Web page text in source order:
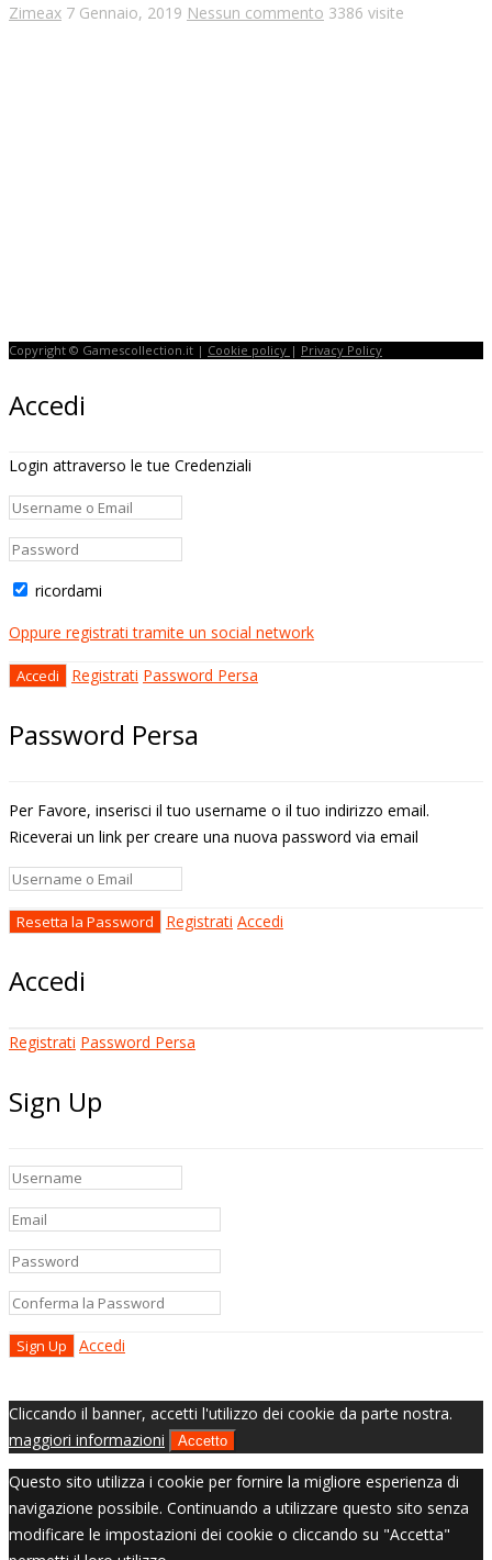
Zimeax 7 Gennaio, 2019 Nessun commento 3386 visite
Copyright © Gamescollection.it | Cookie policy | Privacy Policy
Accedi
Login attraverso le tue Credenziali
ricordami
Oppure registrati tramite un social network
Registrati Password Persa
Password Persa
Per Favore, inserisci il tuo username o il tuo indirizzo email.
Riceverai un link per creare una nuova password via email
Registrati Accedi
Accedi
Registrati Password Persa
Sign Up
Accedi
Cliccando il banner, accetti l'utilizzo dei cookie da parte nostra.
maggiori informazioni
Accetto
Questo sito utilizza i cookie per fornire la migliore esperienza di
navigazione possibile. Continuando a utilizzare questo sito senza
modificare le impostazioni dei cookie o cliccando su "Accetta"